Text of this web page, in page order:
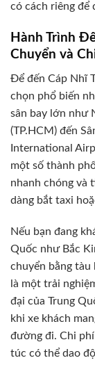
có cách riêng để
Hành Trình
Chuyển và
Để đến Cáp Nhĩ
chọn phổ biến
sân bay lớn như
(TP.HCM) đến
International
một số thành
nhanh chóng và
dàng bắt taxi
Nếu bạn đang
Quốc như Bắc
chuyển bằng tàu
là một trải
đại của Trung
khi xe khách
đường đi. Chi
túc có thể dao